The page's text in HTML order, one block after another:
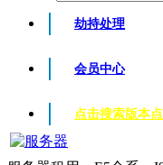
劫持处理
会员中心
点击搜索版本